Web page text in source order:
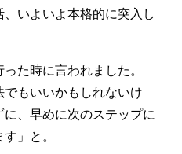
、いよいよ本格的に突入し
た時に言われました。
でもいいかもしれないけ
、早めに次のステップに
」と。